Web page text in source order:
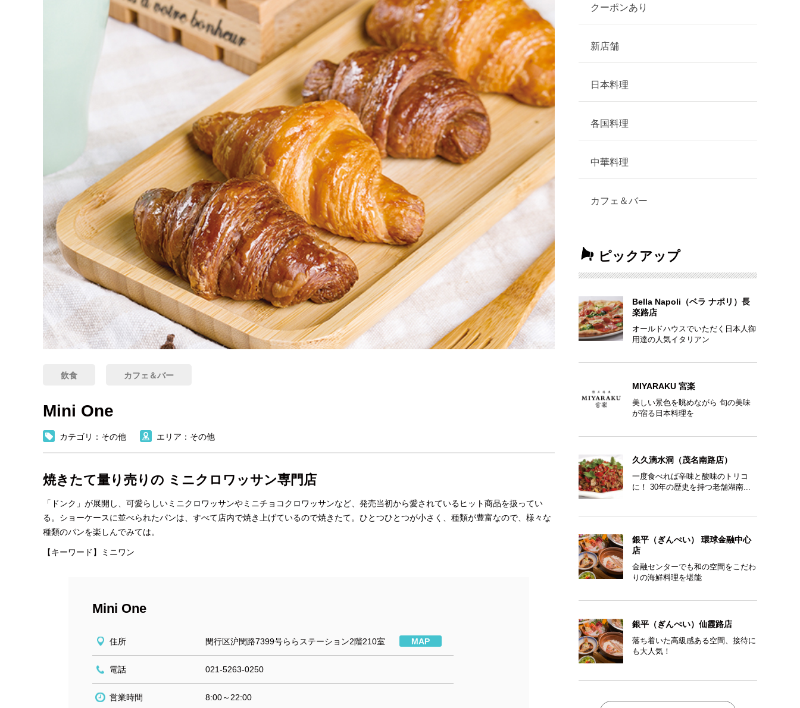
飲食 カフェ＆バー
Mini One
カテゴリ：その他 エリア：その他
焼きたて量り売りの ミニクロワッサン専門店
「ドンク」が展開し、可愛らしいミニクロワッサンやミニチョコクロワッサンなど、発売当初から愛されているヒット商品を扱ってい
る。ショーケースに並べられたパンは、すべて店内で焼き上げているので焼きたて。ひとつひとつが小さく、種類が豊富なので、様々な
種類のパンを楽しんでみては。
【キーワード】ミニワン
Mini One
住所 閔行区沪閔路7399号ららステーション2階210室 MAP
電話 021-5263-0250
営業時間 8:00～22:00
クーポンあり
新店舗
日本料理
各国料理
中華料理
カフェ＆バー
ピックアップ
Bella Napoli（ベラ ナポリ）長
楽路店
オールドハウスでいただく日本人御
用達の人気イタリアン
MIYARAKU 宮楽
美しい景色を眺めながら 旬の美味
が宿る日本料理を
久久滴水洞（茂名南路店）
一度食べれば辛味と酸味のトリコ
に！ 30年の歴史を持つ老舗湖南...
銀平（ぎんぺい） 環球金融中心
店
金融センターでも和の空間をこだわ
りの海鮮料理を堪能
銀平（ぎんぺい）仙霞路店
落ち着いた高級感ある空間、接待に
も大人気！